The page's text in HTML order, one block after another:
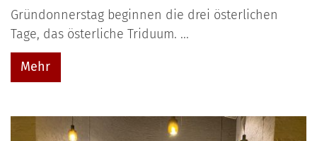
Gründonnerstag beginnen die drei österlichen
Tage, das österliche Triduum. ...
Mehr